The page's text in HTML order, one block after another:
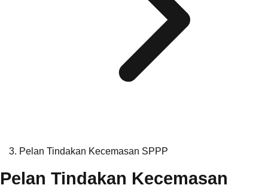
Pelan Tindakan Kecemasan SPPP
Pelan Tindakan Kecemasan